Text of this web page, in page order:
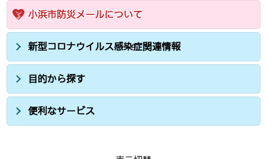
小浜市防災メールについて
新型コロナウイルス感染症関連情報
目的から探す
便利なサービス